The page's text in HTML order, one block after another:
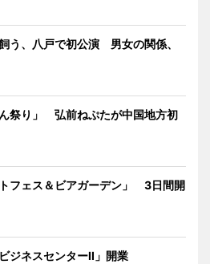
う、八戸で初公演 男女の関係、
祭り」 弘前ねぷたが中国地方初
フェス＆ビアガーデン」 3日間開
ジネスセンターII」開業